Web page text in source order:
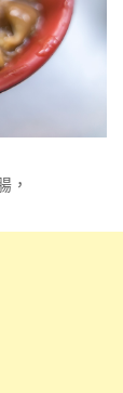
，